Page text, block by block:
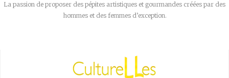
La passion de proposer des pépites artistiques et gourmandes créées par des
hommes et des femmes d’exception.